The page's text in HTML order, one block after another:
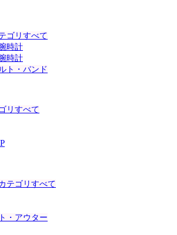
ゴリすべて
時計
時計
ト・バンド
リすべて
テゴリすべて
・アウター